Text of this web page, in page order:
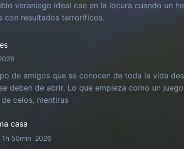
veraniego ideal cae en la locura cuando un
con resultados terroríficos.
de amigos que se conocen de toda la vida
deben de abrir. Lo que empieza como un
celos, mentiras
casa
1h 50min 2026